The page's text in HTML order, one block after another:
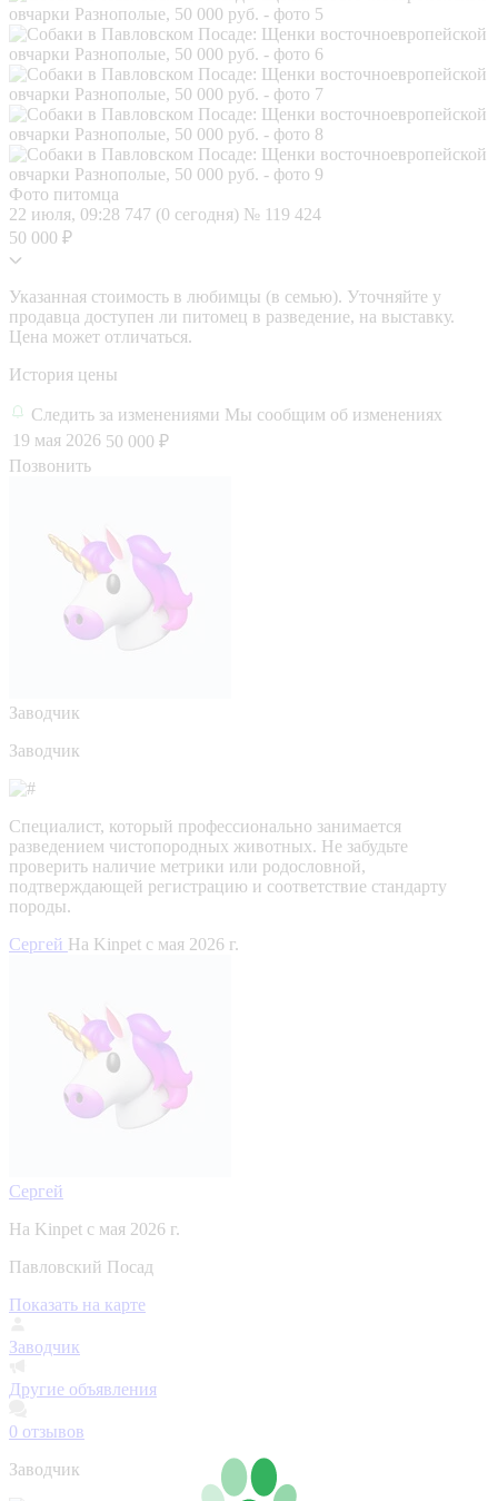
Фото питомца
22 июля, 09:28 747 (0 сегодня) № 119 424
50 000 ₽
Указанная стоимость в любимцы (в семью). Уточняйте у
продавца доступен ли питомец в разведение, на выставку.
Цена может отличаться.
История цены
Следить за изменениями Мы сообщим об изменениях
19 мая 2026 50 000 ₽
Позвонить
Заводчик
Заводчик
Специалист, который профессионально занимается
разведением чистопородных животных. Не забудьте
проверить наличие метрики или родословной,
подтверждающей регистрацию и соответствие стандарту
породы.
Сергей На Kinpet c мая 2026 г.
Сергей
На Kinpet c мая 2026 г.
Павловский Посад
Показать на карте
Заводчик
Другие объявления
0 отзывов
Заводчик